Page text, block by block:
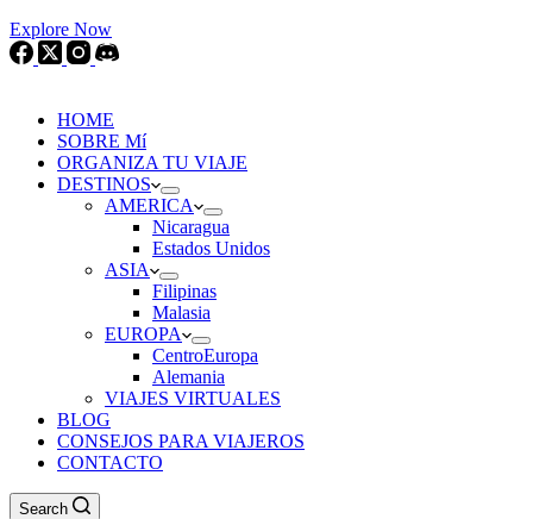
Explore Now
HOME
SOBRE Mí
ORGANIZA TU VIAJE
DESTINOS
AMERICA
Nicaragua
Estados Unidos
ASIA
Filipinas
Malasia
EUROPA
CentroEuropa
Alemania
VIAJES VIRTUALES
BLOG
CONSEJOS PARA VIAJEROS
CONTACTO
Search